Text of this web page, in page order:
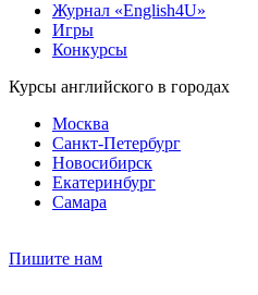
Журнал «English4U»
Игры
Конкурсы
Курсы английского в городах
Москва
Санкт-Петербург
Новосибирск
Екатеринбург
Самара
Пишите нам